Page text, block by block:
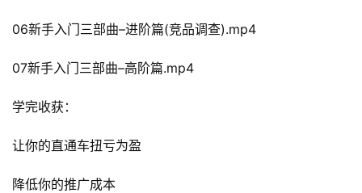
06新手入门三部曲–进阶篇(竞品调查).mp4
07新手入门三部曲–高阶篇.mp4
学完收获：
让你的直通车扭亏为盈
降低你的推广成本